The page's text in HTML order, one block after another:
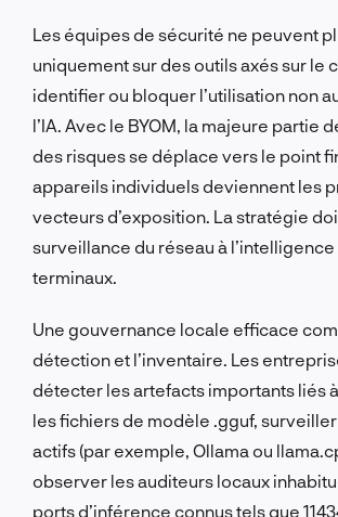
Les équipes de sécurité ne peuvent
uniquement sur des outils axés sur le
identifier ou bloquer l’utilisation non
l’IA. Avec le BYOM, la majeure partie
des risques se déplace vers le point
appareils individuels deviennent les
vecteurs d’exposition. La stratégie
surveillance du réseau à
terminaux.
Une gouvernance locale efficace
détection et l’inventaire. Les
détecter les artefacts importants liés à
les fichiers de modèle .gguf,
actifs (par exemple, Ollama ou
observer les auditeurs locaux
ports d’inférence connus tels que